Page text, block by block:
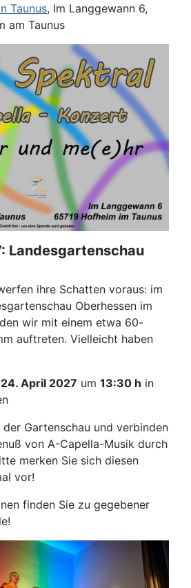
Taunus, Im Langgewann 6,
am Taunus
Landesgartenschau
ihre Schatten voraus: im
Oberhessen im
wir mit einem etwa 60-
auftreten. Vielleicht haben
24. April 2027 um 13:30 h in
der Gartenschau und verbinden
von A-Capella-Musik durch
merken Sie sich diesen
vor!
finden Sie zu gegebener